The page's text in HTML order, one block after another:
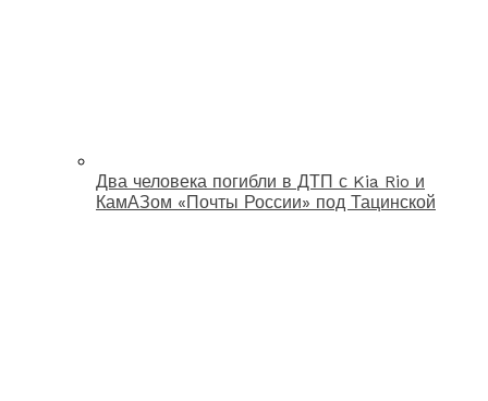
Два человека погибли в ДТП с Kia Rio и
КамАЗом «Почты России» под Тацинской